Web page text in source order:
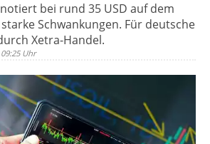
bei rund 35 USD auf dem
Schwankungen. Für deutsche
Xetra-Handel.
Uhr